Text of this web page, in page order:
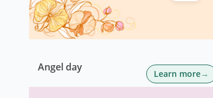
Angel day
Learn more